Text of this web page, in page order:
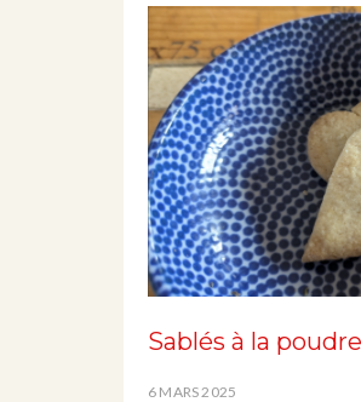
Sablés à la
6 MARS 2025